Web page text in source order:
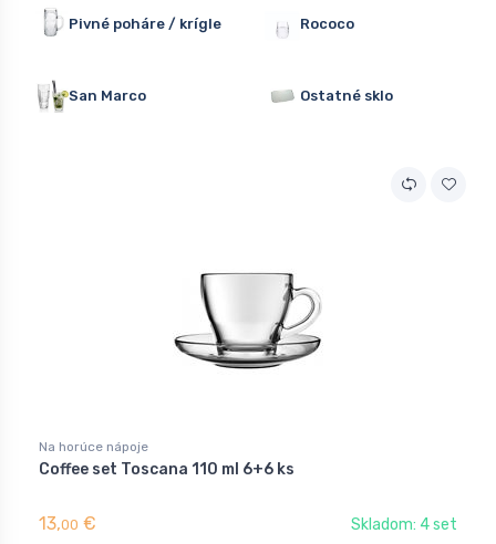
Pivné poháre / krígle Rococo
San Marco Ostatné sklo
Na horúce nápoje
Coffee set Toscana 110 ml 6+6 ks
13,00 € Skladom: 4 set